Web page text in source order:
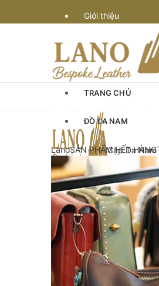
Giới thiệu
Vận chuyển
Bảo hành
Quy định & thanh
Góc Tư Vấn
Chế tác đồ da
TRANG CHỦ
ĐỒ DA NAM
Cặp Da Nam
Cặp
Cặp
Cặp
Cặp da
Cặp
Túi da nam
LanoSẢN PHẨM HẾT HÀNG